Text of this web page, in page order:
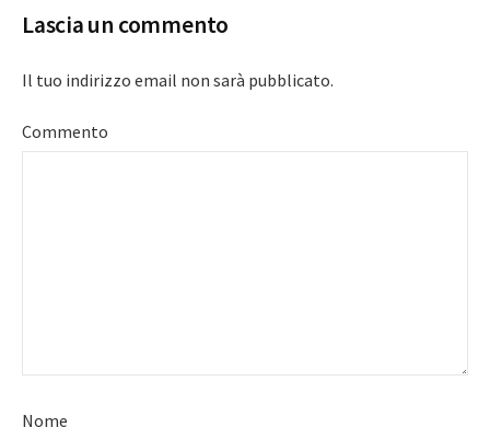
Lascia un commento
Il tuo indirizzo email non sarà pubblicato.
Commento
Nome